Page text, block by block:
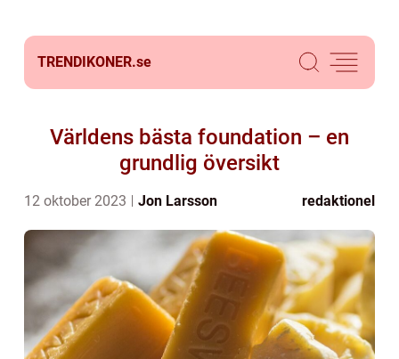
TRENDIKONER.se
Världens bästa foundation – en
grundlig översikt
12 oktober 2023 Jon Larsson redaktionel